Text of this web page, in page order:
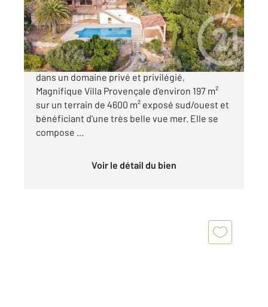
Maison à vendre
1 995 000 €
A ETE VENDUE PAR NOTRE AGENCE ! Située
dans un domaine privé et privilégié,
Magnifique Villa Provençale d'environ 197 m²
sur un terrain de 4600 m² exposé sud/ouest et
bénéficiant d'une très belle vue mer. Elle se
compose ...
Voir le détail du bien